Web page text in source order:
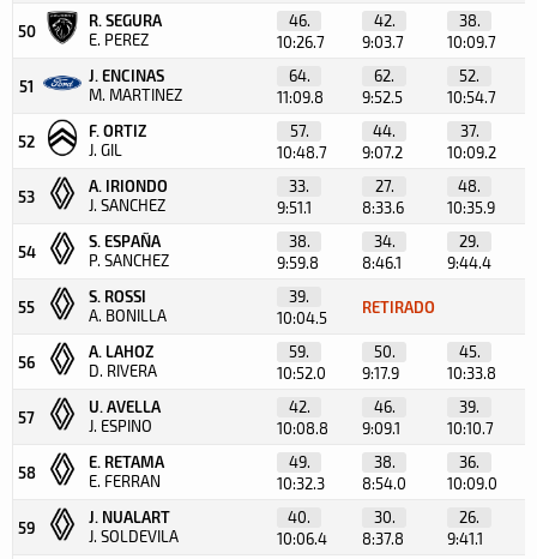
50
R. SEGURA
E. PEREZ
46.
10:26.7
42.
9:03.7
38.
10:09.7
51
J. ENCINAS
M. MARTINEZ
64.
11:09.8
62.
9:52.5
52.
10:54.7
52
F. ORTIZ
J. GIL
57.
10:48.7
44.
9:07.2
37.
10:09.2
53
A. IRIONDO
J. SANCHEZ
33.
9:51.1
27.
8:33.6
48.
10:35.9
54
S. ESPAÑA
P. SANCHEZ
38.
9:59.8
34.
8:46.1
29.
9:44.4
55
S. ROSSI
A. BONILLA
39.
10:04.5
RETIRADO
56
A. LAHOZ
D. RIVERA
59.
10:52.0
50.
9:17.9
45.
10:33.8
57
U. AVELLA
J. ESPINO
42.
10:08.8
46.
9:09.1
39.
10:10.7
58
E. RETAMA
E. FERRAN
49.
10:32.3
38.
8:54.0
36.
10:09.0
59
J. NUALART
J. SOLDEVILA
40.
10:06.4
30.
8:37.8
26.
9:41.1